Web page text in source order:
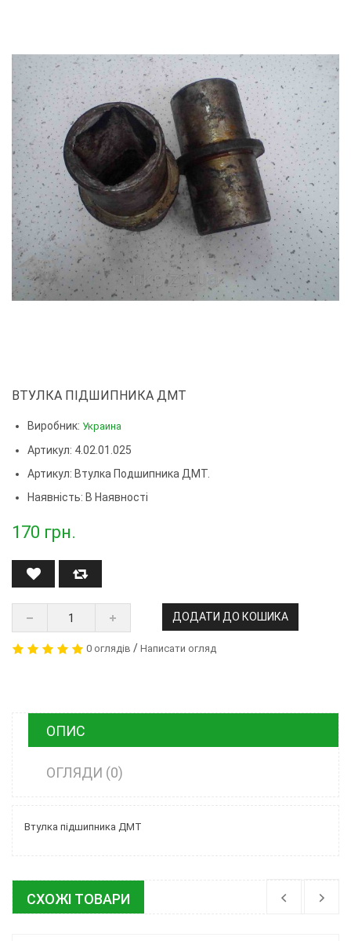
ВТУЛКА ПІДШИПНИКА ДМТ
Виробник: Украина
Артикул: 4.02.01.025
Артикул: Втулка Подшипника ДМТ.
Наявність: В Наявності
170 грн.
ДОДАТИ ДО КОШИКА
0 оглядів / Написати огляд
ОПИС
ОГЛЯДИ (0)
Втулка підшипника ДМТ
СХОЖІ ТОВАРИ